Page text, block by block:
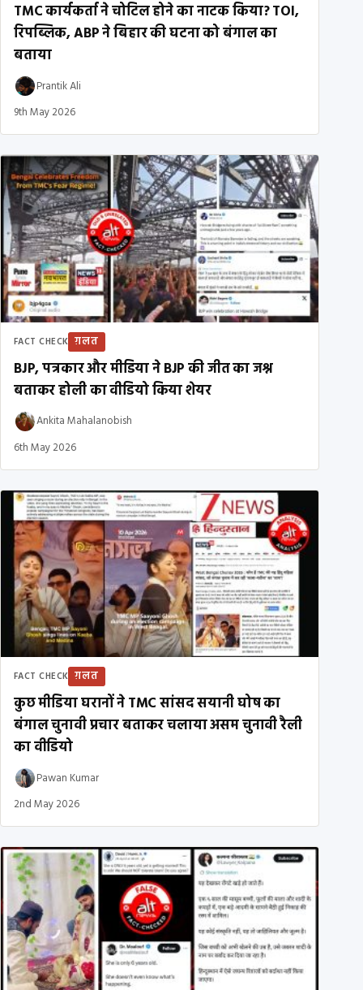
TMC कार्यकर्ता ने चोटिल होने का नाटक किया? TOI,
रिपब्लिक, ABP ने बिहार की घटना को बंगाल का
बताया
Prantik Ali
9th May 2026
FACT CHECK ग़लत
BJP, पत्रकार और मीडिया ने BJP की जीत का जश्न
बताकर होली का वीडियो किया शेयर
Ankita Mahalanobish
6th May 2026
FACT CHECK ग़लत
कुछ मीडिया घरानों ने TMC सांसद सयानी घोष का
बंगाल चुनावी प्रचार बताकर चलाया असम चुनावी रैली
का वीडियो
Pawan Kumar
2nd May 2026